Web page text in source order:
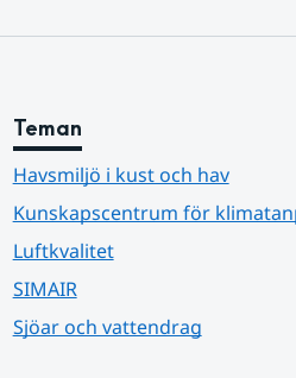
Teman
Havsmiljö i kust och hav
Kunskapscentrum för
Luftkvalitet
SIMAIR
Sjöar och vattendrag